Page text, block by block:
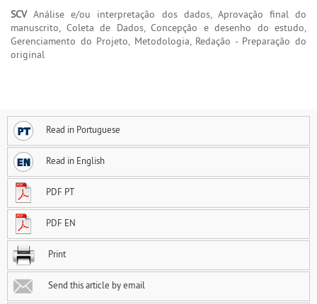
SCVAnálise e/ou interpretação dos dados, Aprovação final do
manuscrito, Coleta de Dados, Concepção e desenho do estudo,
Gerenciamento do Projeto, Metodologia, Redação - Preparação do
original
Read in Portuguese
Read in English
PDF PT
PDF EN
Print
Send this article by email